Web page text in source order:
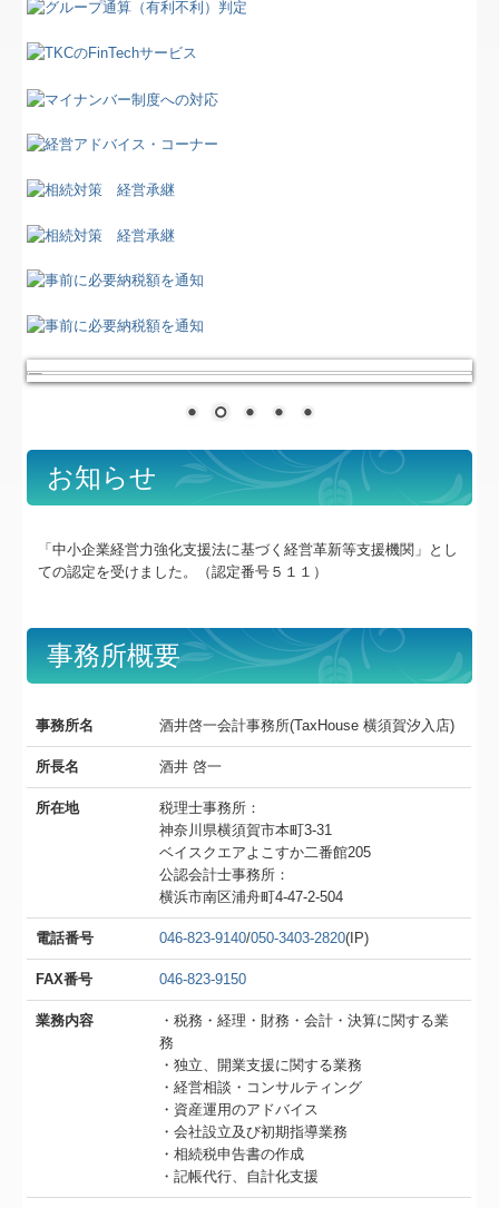
経営改善オンデマンド講座
会計監査業務について
コンサルティング業務の主な内容
経審評点アップのワンポイント講座
企業の海外展開支援
相続税の無料相談会のお知らせ
消费税申报及代缴服务信息
お知らせ
「中小企業経営力強化支援法に基づく経営革新等支援機関」とし
ての認定を受けました。（認定番号５１１）
事務所概要
事務所名 酒井啓一会計事務所(TaxHouse 横須賀汐入店)
所長名 酒井 啓一
所在地
税理士事務所：
神奈川県横須賀市本町3-31
ベイスクエアよこすか二番館205
公認会計士事務所：
横浜市南区浦舟町4-47-2-504
電話番号 046-823-9140/050-3403-2820(IP)
FAX番号 046-823-9150
業務内容
・税務・経理・財務・会計・決算に関する業
務
・独立、開業支援に関する業務
・経営相談・コンサルティング
・資産運用のアドバイス
・会社設立及び初期指導業務
・相続税申告書の作成
・記帳代行、自計化支援